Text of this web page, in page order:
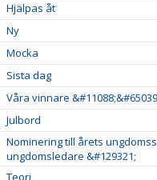
Hjälpas åt
Ny
Mocka
Sista dag
Våra vinnare
Julbord
Nominering till årets
ungdomsledare &#129321;
Teori